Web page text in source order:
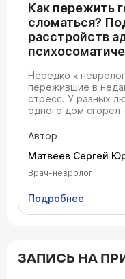
Как пережить
сломаться?
расстройств
Нередко к
пережившие в
стресс. У разных
одного дом сгорел
несколько лет
потери. На что
как им помочь
кандидата
Михайловны.
Автор
Матвеев Сергей
Врач-невролог
Подробнее
ЗАПИСЬ НА